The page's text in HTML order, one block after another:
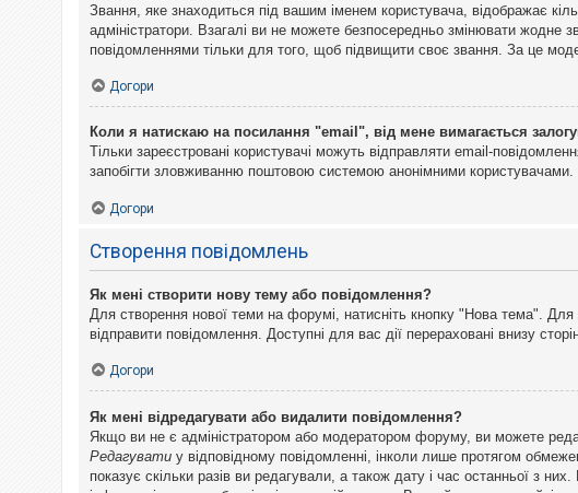
Звання, яке знаходиться під вашим іменем користувача, відображає
адміністратори. Взагалі ви не можете безпосередньо змінювати
повідомленнями тільки для того, щоб підвищити своє звання. За це
Догори
Коли я натискаю на посилання "email", від мене вимагається
Тільки зареєстровані користувачі можуть відправляти email-
запобігти зловживанню поштовою системою анонімними користувачами.
Догори
Створення повідомлень
Як мені створити нову тему або повідомлення?
Для створення нової теми на форумі, натисніть кнопку "Нова тема".
відправити повідомлення. Доступні для вас дії перераховані внизу
Догори
Як мені відредагувати або видалити повідомлення?
Якщо ви не є адміністратором або модератором форуму, ви можете
Редагувати у відповідному повідомленні, інколи лише протягом
показує скільки разів ви редагували, а також дату і час останньої з